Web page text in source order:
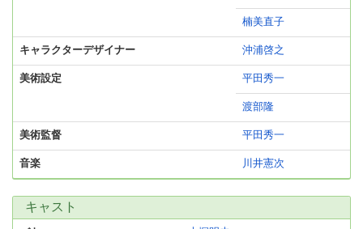
楠美直子
キャラクターデザイナー 沖浦啓之
美術設定 平田秀一
渡部隆
美術監督 平田秀一
音楽 川井憲次
キャスト